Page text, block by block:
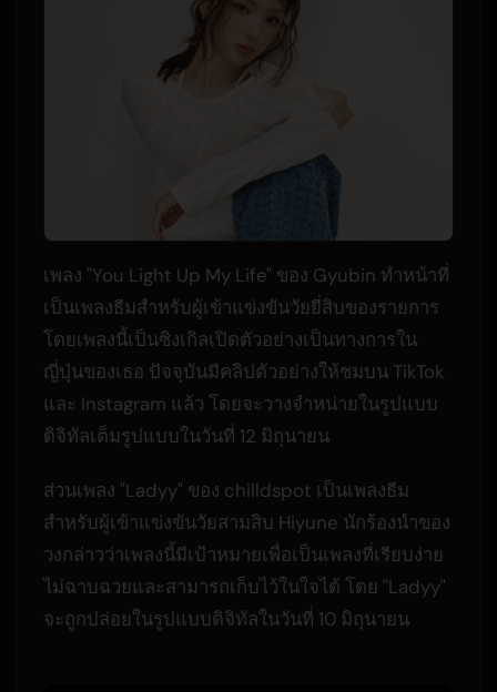
เพลง "You Light Up My Life" ของ Gyubin ทำหน้าที่
เป็นเพลงธีมสำหรับผู้เข้าแข่งขันวัยยี่สิบของรายการ
โดยเพลงนี้เป็นซิงเกิลเปิดตัวอย่างเป็นทางการใน
ญี่ปุ่นของเธอ ปัจจุบันมีคลิปตัวอย่างให้ชมบน TikTok
และ Instagram แล้ว โดยจะวางจำหน่ายในรูปแบบ
ดิจิทัลเต็มรูปแบบในวันที่ 12 มิถุนายน
ส่วนเพลง "Ladyy" ของ chilldspot เป็นเพลงธีม
สำหรับผู้เข้าแข่งขันวัยสามสิบ Hiyune นักร้องนำของ
วงกล่าวว่าเพลงนี้มีเป้าหมายเพื่อเป็นเพลงที่เรียบง่าย
ไม่ฉาบฉวยและสามารถเก็บไว้ในใจได้ โดย "Ladyy"
จะถูกปล่อยในรูปแบบดิจิทัลในวันที่ 10 มิถุนายน